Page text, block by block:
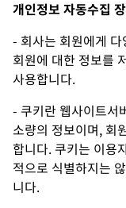
개인정보 자동수집
- 회사는 회원에게
회원에 대한 정보를
사용합니다.
- 쿠키란 웹사이트서
소량의 정보이며, 회
합니다. 쿠키는 이용
적으로 식별하지는
니다.